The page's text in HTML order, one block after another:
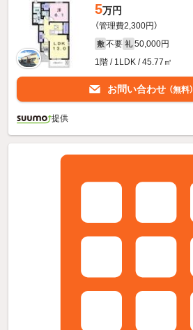
5万円
（管理費2,300円）
敷 不要 礼 50,000円
1階 / 1LDK / 45.77㎡
お問い合わせ （無料）
提供